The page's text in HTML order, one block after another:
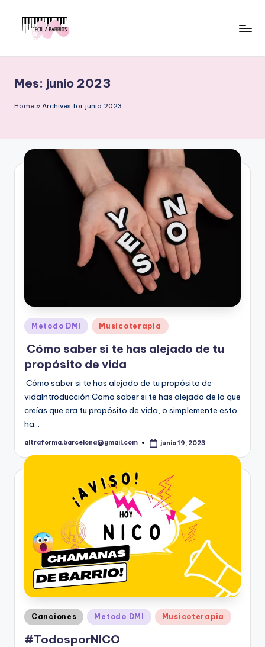
Saltar
c
ili
B
a
arte
Mes: junio 2023
Home » Archives for junio 2023
Publicado
en
Metodo DMI Musicoterapia
Cómo saber si te has alejado de tu
propósito de vida
Cómo saber si te has alejado de tu propósito de
vidaIntroducción:Como saber si te has alejado de lo que
creías que era tu propósito de vida, o simplemente esto
ha…
Publicado
altraforma.barcelona@gmail.com junio 19, 2023
Publicado
en
Canciones Metodo DMI Musicoterapia
#TodosporNICO